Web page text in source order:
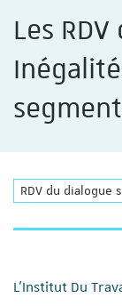
Les
RDV du dialogue
L'Institut Du